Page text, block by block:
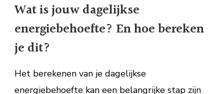
dagelijkse
energiebehoefte?
je
Wat is jouw dagelijkse
energiebehoefte? En hoe bereken
je dit?
Het berekenen van je dagelijkse
energiebehoefte kan een belangrijke stap zijn